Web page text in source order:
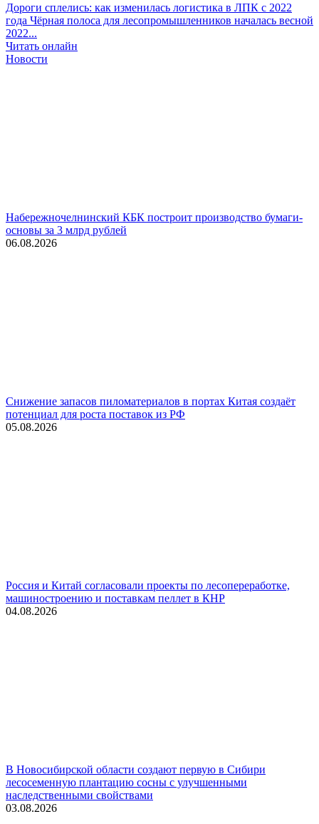
Дороги сплелись: как изменилась логистика в ЛПК с 2022
года Чёрная полоса для лесопромышленников началась весной
2022...
Читать онлайн
Новости
Набережночелнинский КБК построит производство бумаги-
основы за 3 млрд рублей
06.08.2026
Снижение запасов пиломатериалов в портах Китая создаёт
потенциал для роста поставок из РФ
05.08.2026
Россия и Китай согласовали проекты по лесопереработке,
машиностроению и поставкам пеллет в КНР
04.08.2026
В Новосибирской области создают первую в Сибири
лесосеменную плантацию сосны с улучшенными
наследственными свойствами
03.08.2026